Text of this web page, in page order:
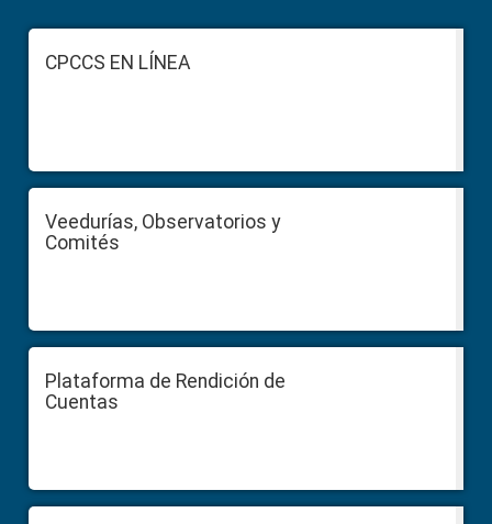
Sidebar
FooterCPCCS EN LÍNEA
Veedurías, Observatorios y
Comités
Plataforma de Rendición de
Cuentas